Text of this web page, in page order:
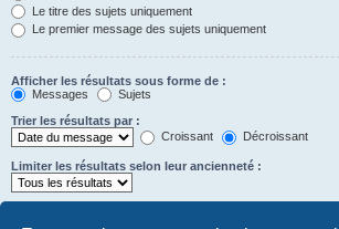
Le titre des sujets uniquement
Le premier message des sujets uniquement
Afficher les résultats sous forme de :
Messages
Sujets
Trier les résultats par :
Croissant
Décroissant
Limiter les résultats selon leur ancienneté :